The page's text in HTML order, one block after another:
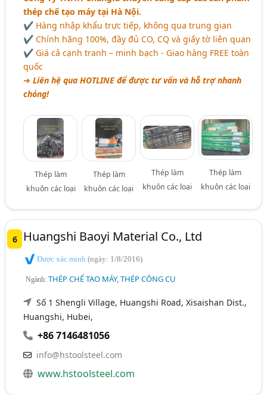
thép chế tạo máy tại Hà Nội.
✔ Hàng nhập khẩu trực tiếp, không qua trung gian
✔ Chính hãng 100%, đầy đủ CO, CQ và giấy tờ liên quan
✔ Giá cả cạnh tranh – minh bạch - Giao hàng FREE toàn
quốc
➜Liên hệ qua HOTLINE để được tư vấn và hỗ trợ nhanh
chóng!
Thép làm
khuôn các loại
Thép làm
khuôn các loại
Thép làm
khuôn các loại
Thép làm
khuôn các loại
6 Huangshi Baoyi Material Co., Ltd
Được xác minh(ngày: 1/8/2016)
Ngành:THÉP CHẾ TẠO MÁY, THÉP CÔNG CỤ
Số 1 Shengli Village, Huangshi Road, Xisaishan Dist.,
Huangshi, Hubei,
+86 7146481056
info@hstoolsteel.com
www.hstoolsteel.com